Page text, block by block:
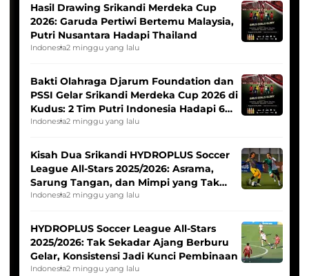
Hasil Drawing Srikandi Merdeka Cup
2026: Garuda Pertiwi Bertemu Malaysia,
Putri Nusantara Hadapi Thailand
Indonesia2 minggu yang lalu
Bakti Olahraga Djarum Foundation dan
PSSI Gelar Srikandi Merdeka Cup 2026 di
Kudus: 2 Tim Putri Indonesia Hadapi 6
Tim Asia
Indonesia2 minggu yang lalu
Kisah Dua Srikandi HYDROPLUS Soccer
League All-Stars 2025/2026: Asrama,
Sarung Tangan, dan Mimpi yang Tak
Pernah Padam
Indonesia2 minggu yang lalu
HYDROPLUS Soccer League All-Stars
2025/2026: Tak Sekadar Ajang Berburu
Gelar, Konsistensi Jadi Kunci Pembinaan
Indonesia2 minggu yang lalu